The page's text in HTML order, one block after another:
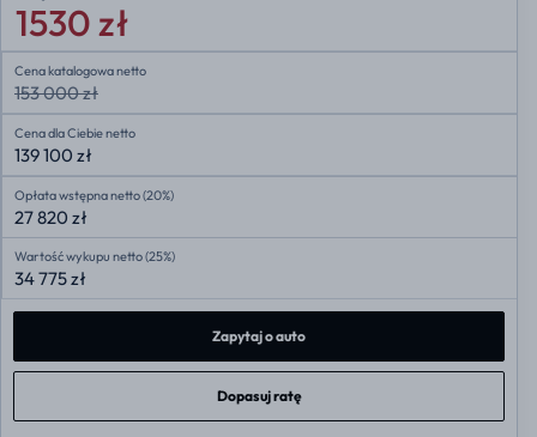
1530 zł
Cena katalogowa netto
153 000 zł
Cena dla Ciebie netto
139 100 zł
Opłata wstępna netto (20%)
27 820 zł
Wartość wykupu netto (25%)
34 775 zł
Zapytaj o auto
Dopasuj ratę